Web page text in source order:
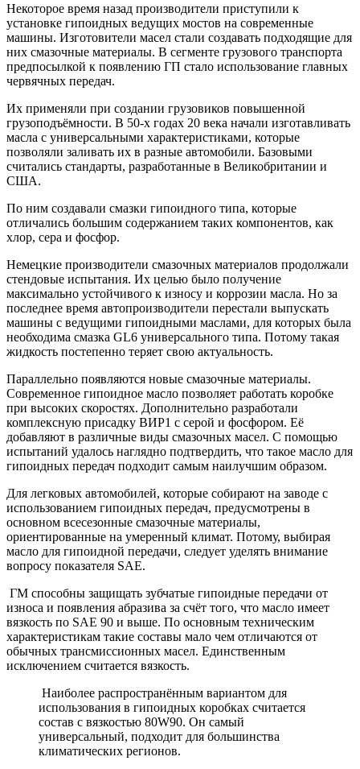
Некоторое время назад производители приступили к
установке гипоидных ведущих мостов на современные
машины. Изготовители масел стали создавать подходящие для
них смазочные материалы. В сегменте грузового транспорта
предпосылкой к появлению ГП стало использование главных
червячных передач.
Их применяли при создании грузовиков повышенной
грузоподъёмности. В 50-х годах 20 века начали изготавливать
масла с универсальными характеристиками, которые
позволяли заливать их в разные автомобили. Базовыми
считались стандарты, разработанные в Великобритании и
США.
По ним создавали смазки гипоидного типа, которые
отличались большим содержанием таких компонентов, как
хлор, сера и фосфор.
Немецкие производители смазочных материалов продолжали
стендовые испытания. Их целью было получение
максимально устойчивого к износу и коррозии масла. Но за
последнее время автопроизводители перестали выпускать
машины с ведущими гипоидными маслами, для которых была
необходима смазка GL6 универсального типа. Потому такая
жидкость постепенно теряет свою актуальность.
Параллельно появляются новые смазочные материалы.
Современное гипоидное масло позволяет работать коробке
при высоких скоростях. Дополнительно разработали
комплексную присадку ВИР1 с серой и фосфором. Её
добавляют в различные виды смазочных масел. С помощью
испытаний удалось наглядно подтвердить, что такое масло для
гипоидных передач подходит самым наилучшим образом.
Для легковых автомобилей, которые собирают на заводе с
использованием гипоидных передач, предусмотрены в
основном всесезонные смазочные материалы,
ориентированные на умеренный климат. Потому, выбирая
масло для гипоидной передачи, следует уделять внимание
вопросу показателя SAE.
ГМ способны защищать зубчатые гипоидные передачи от
износа и появления абразива за счёт того, что масло имеет
вязкость по SAE 90 и выше. По основным техническим
характеристикам такие составы мало чем отличаются от
обычных трансмиссионных масел. Единственным
исключением считается вязкость.
Наиболее распространённым вариантом для
использования в гипоидных коробках считается
состав с вязкостью 80W90. Он самый
универсальный, подходит для большинства
климатических регионов.